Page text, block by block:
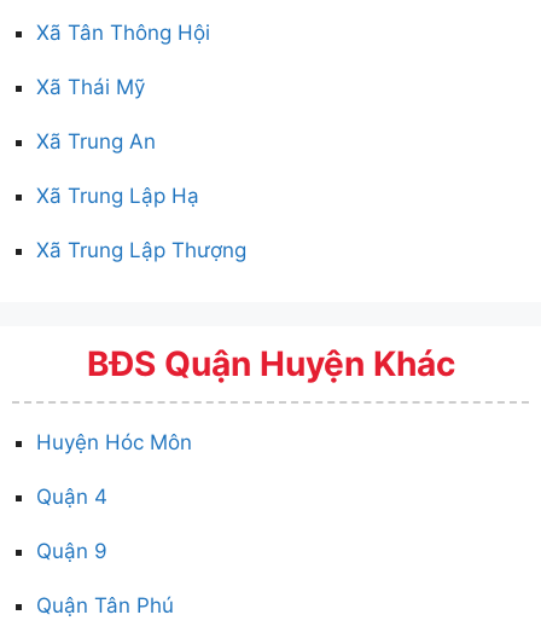
Xã Tân Thông Hội
Xã Thái Mỹ
Xã Trung An
Xã Trung Lập Hạ
Xã Trung Lập Thượng
BĐS Quận Huyện Khác
Huyện Hóc Môn
Quận 4
Quận 9
Quận Tân Phú